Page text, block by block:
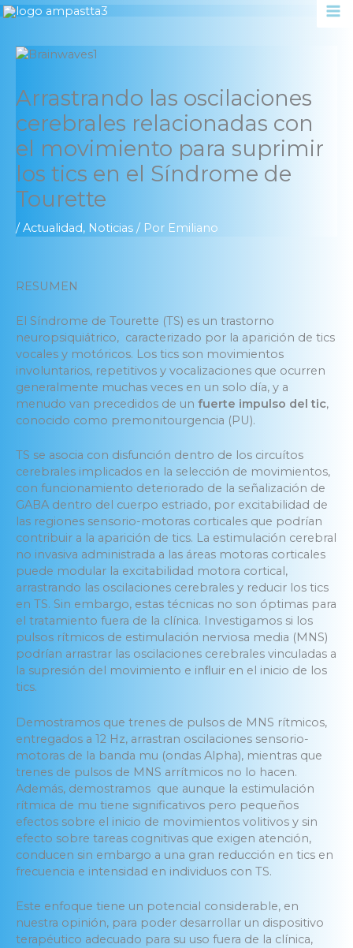
Ir
Arrastrando las oscilaciones
cerebrales relacionadas con
el movimiento para suprimir
los tics en el Síndrome de
Tourette
/Actualidad, Noticias / Por Emiliano
RESUMEN
El Síndrome de Tourette (TS) es un trastorno
neuropsiquiátrico, caracterizado por la aparición de tics
vocales y motóricos. Los tics son movimientos
involuntarios, repetitivos y vocalizaciones que ocurren
generalmente muchas veces en un solo día, y a
menudo van precedidos de un fuerte impulso del tic,
conocido como premonitourgencia (PU).
TS se asocia con disfunción dentro de los circuítos
cerebrales implicados en la selección de movimientos,
con funcionamiento deteriorado de la señalización de
GABA dentro del cuerpo estriado, por excitabilidad de
las regiones sensorio-motoras corticales que podrían
contribuir a la aparición de tics. La estimulación cerebral
no invasiva administrada a las áreas motoras corticales
puede modular la excitabilidad motora cortical,
arrastrando las oscilaciones cerebrales y reducir los tics
en TS. Sin embargo, estas técnicas no son óptimas para
el tratamiento fuera de la clínica. Investigamos si los
pulsos rítmicos de estimulación nerviosa media (MNS)
podrían arrastrar las oscilaciones cerebrales vinculadas a
la supresión del movimiento e inﬂuir en el inicio de los
tics.
Demostramos que trenes de pulsos de MNS rítmicos,
entregados a 12 Hz, arrastran oscilaciones sensorio-
motoras de la banda mu (ondas Alpha), mientras que
trenes de pulsos de MNS arrítmicos no lo hacen.
Además, demostramos que aunque la estimulación
rítmica de mu tiene significativos pero pequeños
efectos sobre el inicio de movimientos volitivos y sin
efecto sobre tareas cognitivas que exigen atención,
conducen sin embargo a una gran reducción en tics en
frecuencia e intensidad en individuos con TS.
Este enfoque tiene un potencial considerable, en
nuestra opinión, para poder desarrollar un dispositivo
terapéutico adecuado para su uso fuera de la clínica,